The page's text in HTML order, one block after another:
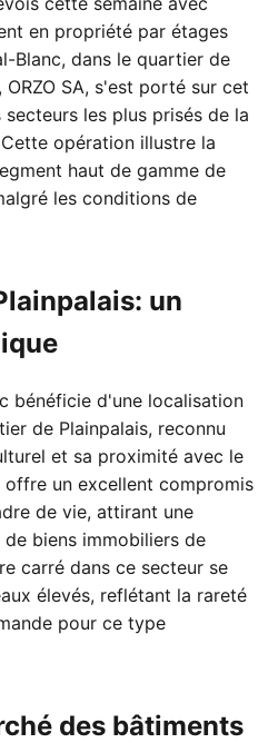
en propriété par étages
Blanc, dans le quartier de
ORZO SA, s'est porté sur cet
les plus prisés de la
opération illustre la
haut de gamme de
les conditions de
un
bénéficie d'une localisation
de Plainpalais, reconnu
et sa proximité avec le
un excellent compromis
de vie, attirant une
biens immobiliers de
carré dans ce secteur se
élevés, reflétant la rareté
pour ce type
des bâtiments